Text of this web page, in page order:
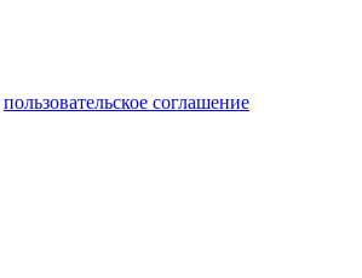
пользовательское соглашение